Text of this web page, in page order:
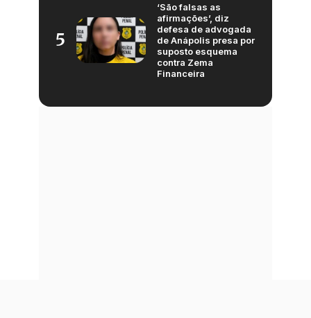
5
‘São falsas as
afirmações’, diz
defesa de advogada
de Anápolis presa por
suposto esquema
contra Zema
Financeira